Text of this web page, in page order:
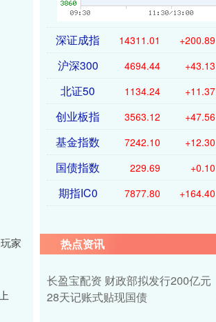
家
深证成指 14311.01 +200.89
沪深300 4694.44 +43.13
北证50 1134.24 +11.37
创业板指 3563.12 +47.56
基金指数 7242.10 +12.30
国债指数 229.69 +0.10
期指IC0 7877.80 +164.40
热点资讯
长盈宝配资 财政部拟发行200亿元
28天记账式贴现国债